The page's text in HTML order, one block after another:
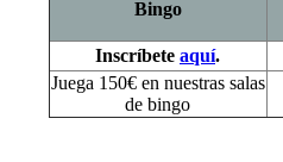
Bingo
Inscríbete aquí.
Juega 150€ en nuestras salas
de bingo